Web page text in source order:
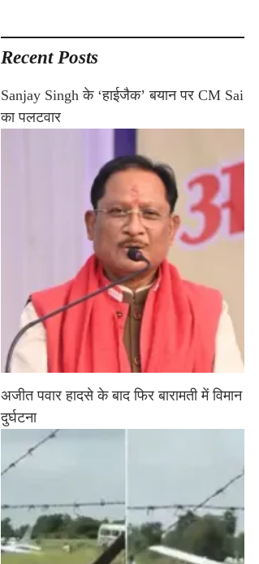
Recent Posts
Sanjay Singh के ‘हाईजैक’ बयान पर CM Sai
का पलटवार
अजीत पवार हादसे के बाद फिर बारामती में विमान
दुर्घटना